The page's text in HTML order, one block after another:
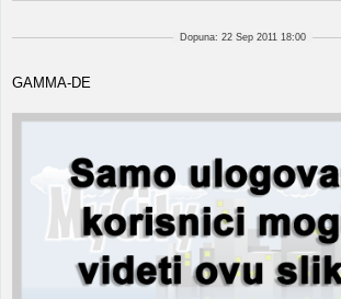
Dopuna: 22 Sep 2011 18:00
GAMMA-DE